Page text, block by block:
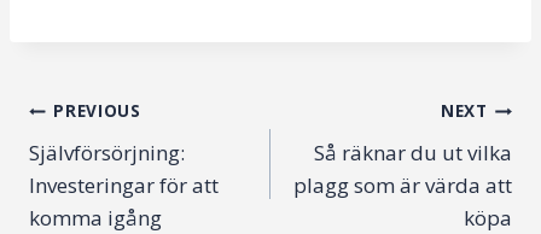
Post
navigation
PREVIOUS
Självförsörjning:
Investeringar för att
komma igång
NEXT
Så räknar du ut vilka
plagg som är värda att
köpa